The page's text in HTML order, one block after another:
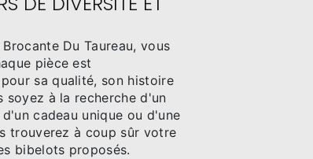
Du Taureau, vous
pièce est
sa qualité, son histoire
soyez à la recherche d'un
cadeau unique ou d'une
trouverez à coup sûr votre
bibelots proposés.